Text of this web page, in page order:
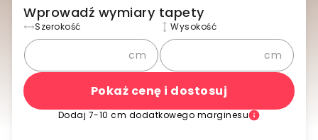
Wprowadź wymiary tapety
Szerokość
cm
Wysokość
cm
Pokaż cenę i dostosuj
Dodaj 7-10 cm dodatkowego marginesu